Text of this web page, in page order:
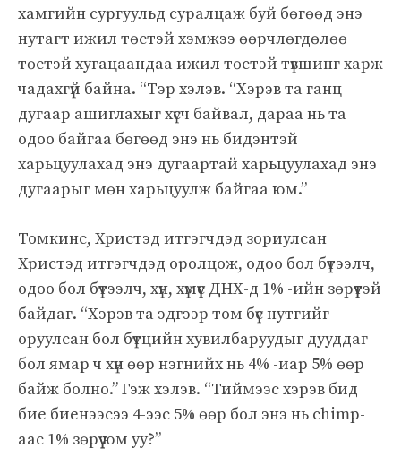
хамгийн сургуульд суралцаж буй бөгөөд энэ
нутагт ижил төстэй хэмжээ өөрчлөгдөлөө
төстэй хугацаандаа ижил төстэй түвшинг харж
чадахгүй байна. “Тэр хэлэв. “Хэрэв та ганц
дугаар ашиглахыг хүсч байвал, дараа нь та
одоо байгаа бөгөөд энэ нь бидэнтэй
харьцуулахад энэ дугаартай харьцуулахад энэ
дугаарыг мөн харьцуулж байгаа юм.”
Томкинс, Христэд итгэгчдэд зориулсан
Христэд итгэгчдэд оролцож, одоо бол бүтээлч,
одоо бол бүтээлч, хүн, хүмүүс ДНХ-д 1% -ийн зөрүүтэй
байдаг. “Хэрэв та эдгээр том бүс нутгийг
оруулсан бол бүтцийн хувилбаруудыг дууддаг
бол ямар ч хүн өөр нэгнийх нь 4% -иар 5% өөр
байж болно.” Гэж хэлэв. “Тиймээс хэрэв бид
бие биенээсээ 4-ээс 5% өөр бол энэ нь chimp-
аас 1% зөрүү юм уу?”